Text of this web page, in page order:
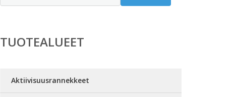
TUOTEALUEET
Aktiivisuusrannekkeet